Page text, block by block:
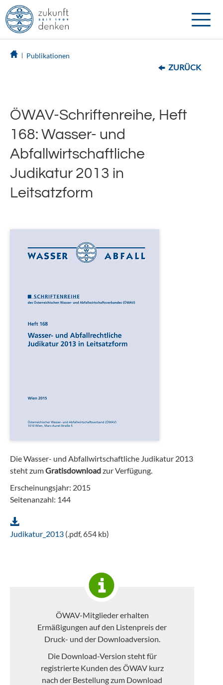
Toggle
Publikationen
ZURÜCK
ÖWAV-Schriftenreihe, Heft
168: Wasser- und
Abfallwirtschaftliche
Judikatur 2013 in
Leitsatzform
Die Wasser- und Abfallwirtschaftliche Judikatur 2013
steht zumGratisdownloadzur Verfügung.
Erscheinungsjahr: 2015
Seitenanzahl: 144
Judikatur_2013 (.pdf, 654 kb)
ÖWAV-Mitglieder erhalten
Ermäßigungen auf den Listenpreis der
Druck- und der Downloadversion.
Die Download-Version steht für
registrierte Kunden des ÖWAV kurz
nach der Bestellung zum Download